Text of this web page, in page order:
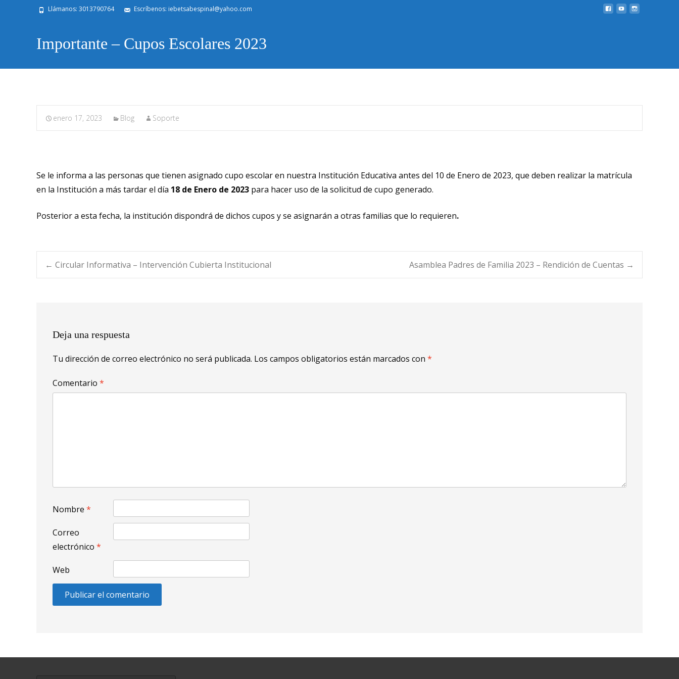
Llámanos: 3013790764 Escríbenos: iebetsabespinal@yahoo.com
Importante – Cupos Escolares 2023
enero 17, 2023 Blog Soporte
Se le informa a las personas que tienen asignado cupo escolar en nuestra Institución Educativa antes del 10 de Enero de 2023, que deben realizar la matrícula
en la Institución a más tardar el día 18 de Enero de 2023 para hacer uso de la solicitud de cupo generado.
Posterior a esta fecha, la institución dispondrá de dichos cupos y se asignarán a otras familias que lo requieren.
Navegación
entradas
← Circular Informativa – Intervención Cubierta Institucional Asamblea Padres de Familia 2023 – Rendición de Cuentas →
Deja una respuesta
Tu dirección de correo electrónico no será publicada. Los campos obligatorios están marcados con *
Comentario *
Nombre *
Correo
electrónico *
Web